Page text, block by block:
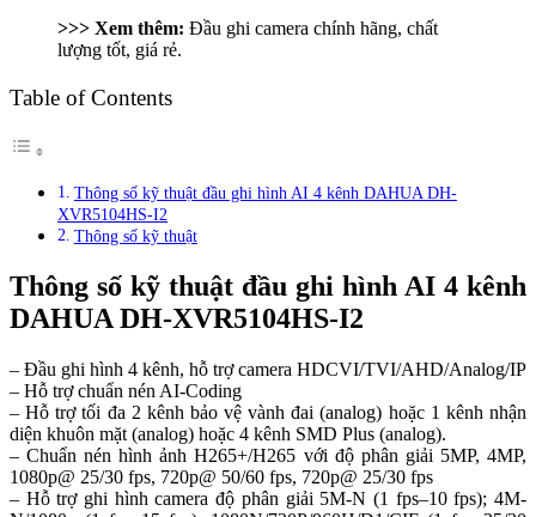
>>> Xem thêm: Đầu ghi camera chính hãng, chất
lượng tốt, giá rẻ.
Table of Contents
Thông số kỹ thuật đầu ghi hình AI 4 kênh DAHUA DH-
XVR5104HS-I2
Thông số kỹ thuật
Thông số kỹ thuật đầu ghi hình AI 4 kênh
DAHUA DH-XVR5104HS-I2
– Đầu ghi hình 4 kênh, hỗ trợ camera HDCVI/TVI/AHD/Analog/IP
– Hỗ trợ chuẩn nén AI-Coding
– Hỗ trợ tối đa 2 kênh bảo vệ vành đai (analog) hoặc 1 kênh nhận
diện khuôn mặt (analog) hoặc 4 kênh SMD Plus (analog).
– Chuẩn nén hình ảnh H265+/H265 với độ phân giải 5MP, 4MP,
1080p@ 25/30 fps, 720p@ 50/60 fps, 720p@ 25/30 fps
– Hỗ trợ ghi hình camera độ phân giải 5M-N (1 fps–10 fps); 4M-